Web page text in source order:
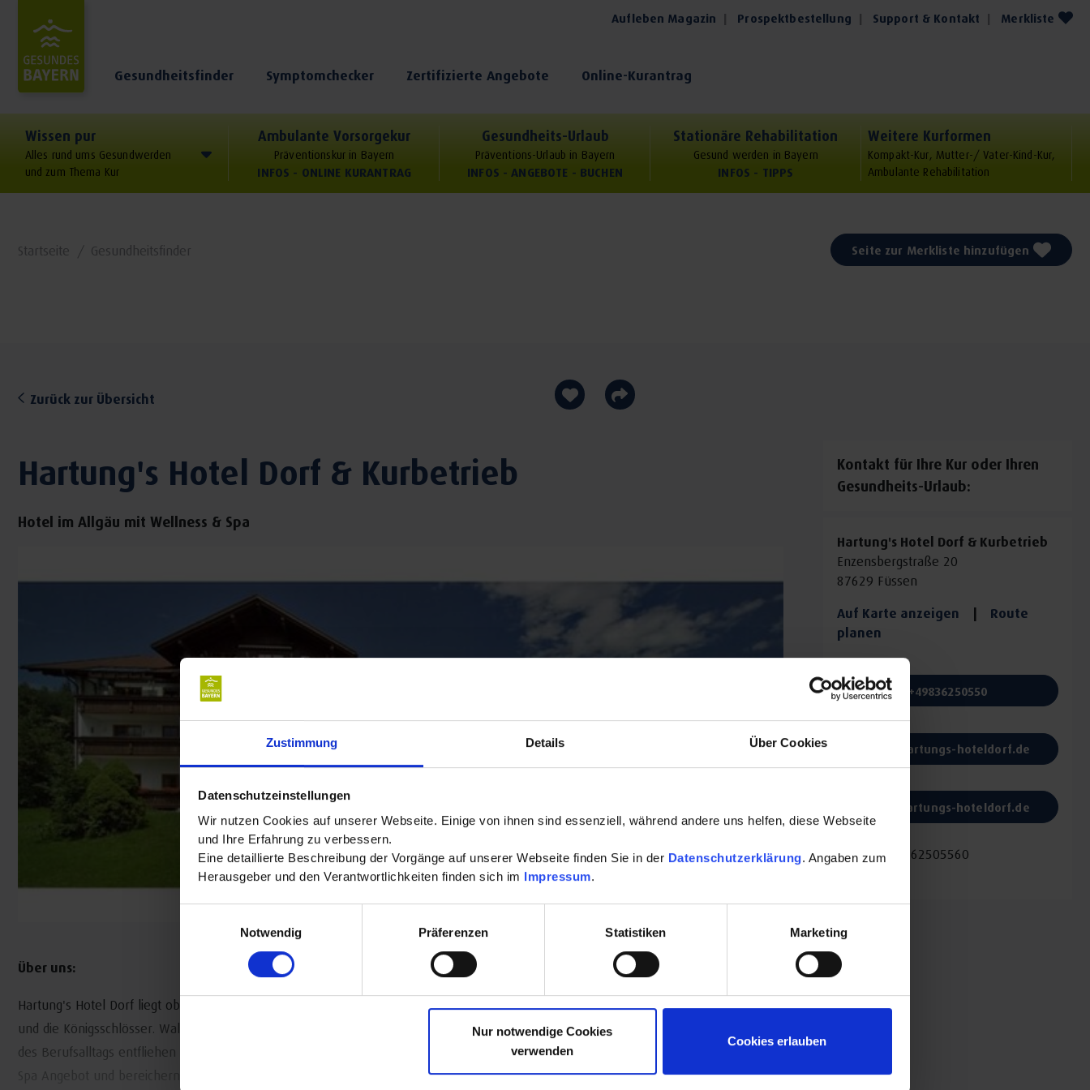
Zustimmung Details Über Cookies
Datenschutzeinstellungen
Wir nutzen Cookies auf unserer Webseite. Einige von ihnen sind essenziell, während andere uns helfen, diese Webseite
und Ihre Erfahrung zu verbessern.
Eine detaillierte Beschreibung der Vorgänge auf unserer Webseite finden Sie in der Datenschutzerklärung. Angaben zum
Herausgeber und den Verantwortlichkeiten finden sich im Impressum.
Notwendig
Präferenzen Statistiken Marketing
Nur notwendige Cookies
verwenden
Cookies erlauben
Aufleben Magazin Prospektbestellung Support & Kontakt Merkliste
Gesundheitsfinder Symptomchecker Zertifizierte Angebote Online-Kurantrag
Wissen pur
Alles rund ums Gesundwerden
und zum Thema Kur
Ambulante Vorsorgekur
Präventionskur in Bayern
INFOS - ONLINE KURANTRAG
Gesundheits-Urlaub
Präventions-Urlaub in Bayern
INFOS - ANGEBOTE - BUCHEN
Stationäre Rehabilitation
Gesund werden in Bayern
INFOS - TIPPS
Weitere Kurformen
Kompakt-Kur, Mutter-/ Vater-Kind-Kur,
Ambulante Rehabilitation
Startseite Gesundheitsfinder Seite zur Merkliste hinzufügen
Zurück zur Übersicht
Hartung's Hotel Dorf & Kurbetrieb
Hotel im Allgäu mit Wellness & Spa
Über uns:
Hartung's Hotel Dorf liegt oberhalb des Hopfen Sees, mit einer beeindruckenden Aussicht auf die Berge des Allgäu, Hopfen am See
und die Königsschlösser. Wald und Wiesen sind unsere direkten Nachbarn. Wer dem Lärm der Großstadt, der Hektik und dem Stress
des Berufsalltags entfliehen will und Ruhe, Erholung und Genesung sucht, wird bei uns fündig. Nutzen sie unser breites Wellness und
Kontakt für Ihre Kur oder Ihren
Gesundheits-Urlaub:
Hartung's Hotel Dorf & Kurbetrieb
Enzensbergstraße 20
87629 Füssen
Auf Karte anzeigen |
Route
planen
+49836250550
E-Mail:
info@hartungs-hoteldorf.de
www.hartungs-hoteldorf.de
Fax: +498362505560